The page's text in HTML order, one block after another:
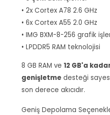
• 2x Cortex A78 2.6 GHz
• 6x Cortex A55 2.0 GHz
• IMG BXM-8-256 grafik
• LPDDR5 RAM teknolojisi
8 GB RAM ve12 GB'a
genişletme desteği
son derece akıcıdır.
Geniş Depolama